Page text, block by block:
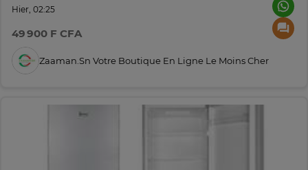
Hier, 02:25
49 900 F CFA
Zaaman.sn Votre Boutique En Ligne Le Moins Cher